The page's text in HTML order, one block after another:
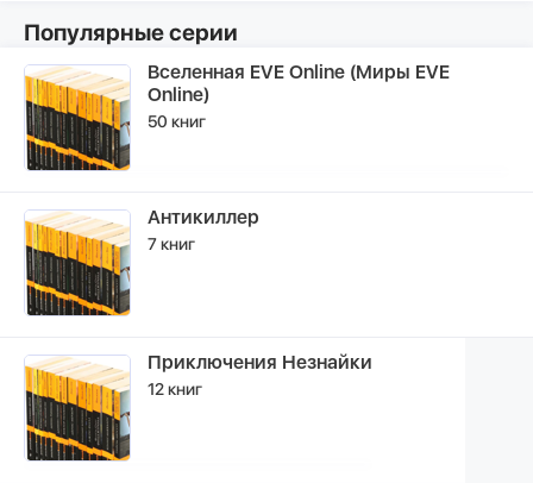
Популярные серии
Вселенная EVE Online (Миры EVE
Online)
50 книг
Антикиллер
7 книг
Приключения Незнайки
12 книг